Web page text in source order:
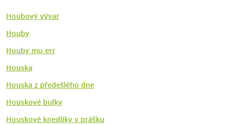
Houbový vývar
Houby
Houby mu-err
Houska
Houska z předešlého dne
Houskové bulky
Houskové knedlíky v prášku